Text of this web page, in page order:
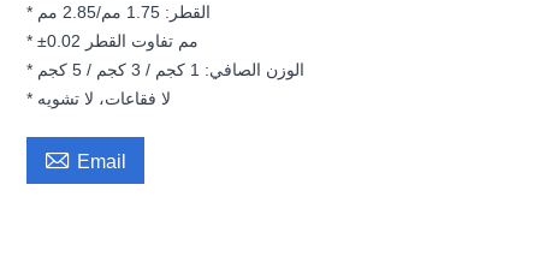
* القطر: 1.75 مم/2.85 مم
* ±0.02 مم تفاوت القطر
* الوزن الصافي: 1 كجم / 3 كجم / 5 كجم
* لا فقاعات، لا تشويه
 Email